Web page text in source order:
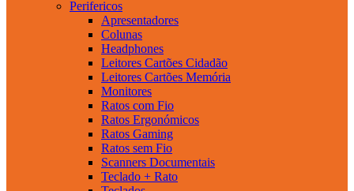
Perifericos
Apresentadores
Colunas
Headphones
Leitores Cartões Cidadão
Leitores Cartões Memória
Monitores
Ratos com Fio
Ratos Ergonómicos
Ratos Gaming
Ratos sem Fio
Scanners Documentais
Teclado + Rato